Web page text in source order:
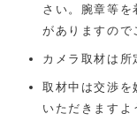
さい。腕章等を
がありますので
カメラ取材は所
取材中は交渉を
いただきますよ